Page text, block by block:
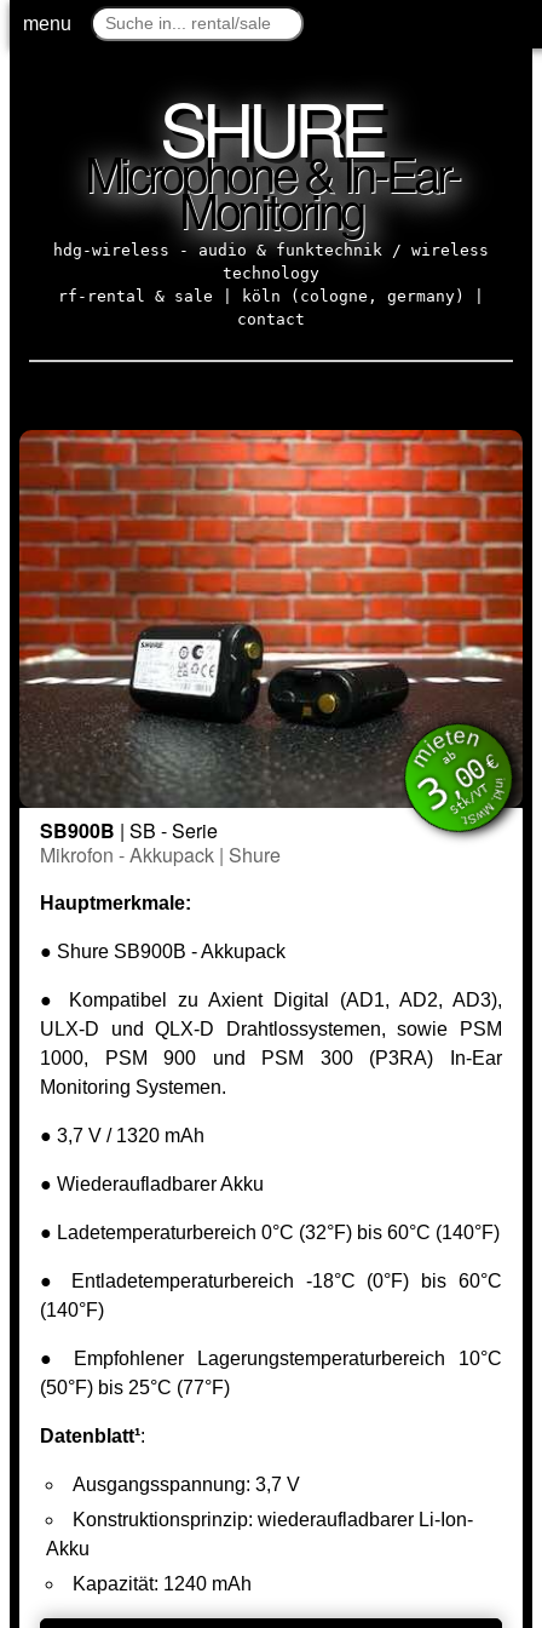
menu
menu
SHURE
Microphone & In-Ear-
Monitoring
hdg-wireless - audio & funktechnik / wireless
technology
rf-rental & sale | köln (cologne, germany) |
contact
mieten
inkl. MwSt.
ab
3,00€
Stk/VT
SB900B | SB - Serie
Mikrofon - Akkupack | Shure
Hauptmerkmale:
● Shure SB900B - Akkupack
● Kompatibel zu Axient Digital (AD1, AD2, AD3),
ULX-D und QLX-D Drahtlossystemen, sowie PSM
1000, PSM 900 und PSM 300 (P3RA) In-Ear
Monitoring Systemen.
● 3,7 V / 1320 mAh
● Wiederaufladbarer Akku
● Ladetemperaturbereich 0°C (32°F) bis 60°C (140°F)
● Entladetemperaturbereich -18°C (0°F) bis 60°C
(140°F)
● Empfohlener Lagerungstemperaturbereich 10°C
(50°F) bis 25°C (77°F)
Datenblatt¹:
Ausgangsspannung: 3,7 V
Konstruktionsprinzip: wiederaufladbarer Li-Ion-
Akku
Kapazität: 1240 mAh